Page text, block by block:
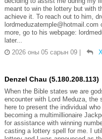
meant to win the lottery but with
achieve it. To reach out to him,
more, go to his webpage:
later...
2026 оны 05 сарын 09
Denzel Chau (5.180.208.113)
When the Bible states we are
encounter with Lord Meduza, the
here to present the individual
becoming a multimillionaire
for assistance with winning
casting a lottery spell for me. I